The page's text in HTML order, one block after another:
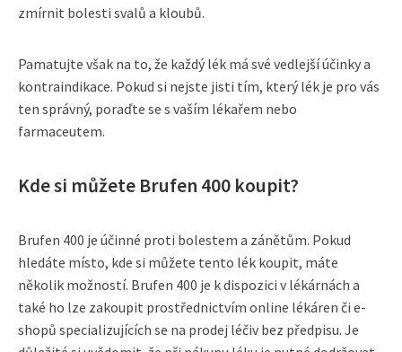
zmírnit bolesti svalů a kloubů.
Pamatujte však na to, že každý lék má své vedlejší účinky a
kontraindikace. Pokud si nejste jisti tím, který lék je pro vás
ten správný, poraďte se s vaším lékařem nebo
farmaceutem.
Kde si můžete Brufen 400 koupit?
Brufen 400 je účinné proti bolestem a zánětům. Pokud
hledáte místo, kde si můžete tento lék koupit, máte
několik možností. Brufen 400 je k dispozici v lékárnách a
také ho lze zakoupit prostřednictvím online lékáren či e-
shopů specializujících se na prodej léčiv bez předpisu. Je